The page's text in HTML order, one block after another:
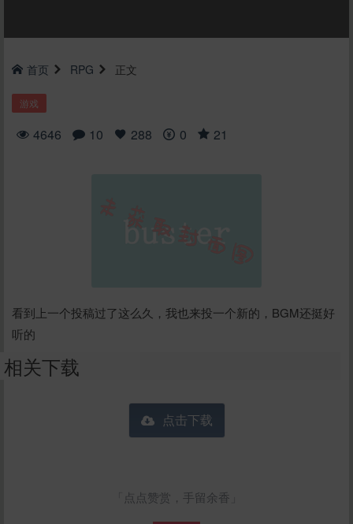
首页 RPG 正文
游戏
4646 10 288 0 21
看到上一个投稿过了这么久，我也来投一个新的，BGM还挺好
听的
相关下载
点击下载
「点点赞赏，手留余香」